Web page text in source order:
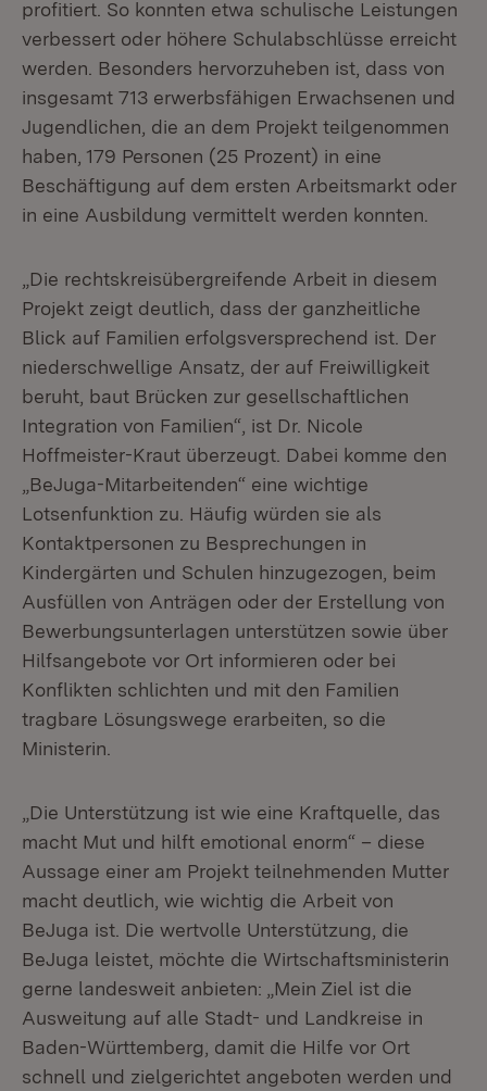
profitiert. So konnten etwa schulische Leistungen
verbessert oder höhere Schulabschlüsse erreicht
werden. Besonders hervorzuheben ist, dass von
insgesamt 713 erwerbsfähigen Erwachsenen und
Jugendlichen, die an dem Projekt teilgenommen
haben, 179 Personen (25 Prozent) in eine
Beschäftigung auf dem ersten Arbeitsmarkt oder
in eine Ausbildung vermittelt werden konnten.
„Die rechtskreisübergreifende Arbeit in diesem
Projekt zeigt deutlich, dass der ganzheitliche
Blick auf Familien erfolgsversprechend ist. Der
niederschwellige Ansatz, der auf Freiwilligkeit
beruht, baut Brücken zur gesellschaftlichen
Integration von Familien“, ist Dr. Nicole
Hoffmeister-Kraut überzeugt. Dabei komme den
„BeJuga-Mitarbeitenden“ eine wichtige
Lotsenfunktion zu. Häufig würden sie als
Kontaktpersonen zu Besprechungen in
Kindergärten und Schulen hinzugezogen, beim
Ausfüllen von Anträgen oder der Erstellung von
Bewerbungsunterlagen unterstützen sowie über
Hilfsangebote vor Ort informieren oder bei
Konflikten schlichten und mit den Familien
tragbare Lösungswege erarbeiten, so die
Ministerin.
„Die Unterstützung ist wie eine Kraftquelle, das
macht Mut und hilft emotional enorm“ – diese
Aussage einer am Projekt teilnehmenden Mutter
macht deutlich, wie wichtig die Arbeit von
BeJuga ist. Die wertvolle Unterstützung, die
BeJuga leistet, möchte die Wirtschaftsministerin
gerne landesweit anbieten: „Mein Ziel ist die
Ausweitung auf alle Stadt- und Landkreise in
Baden-Württemberg, damit die Hilfe vor Ort
schnell und zielgerichtet angeboten werden und